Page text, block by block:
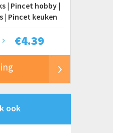
| Pincet hobby |
| Pincet keuken
€4.39
ook